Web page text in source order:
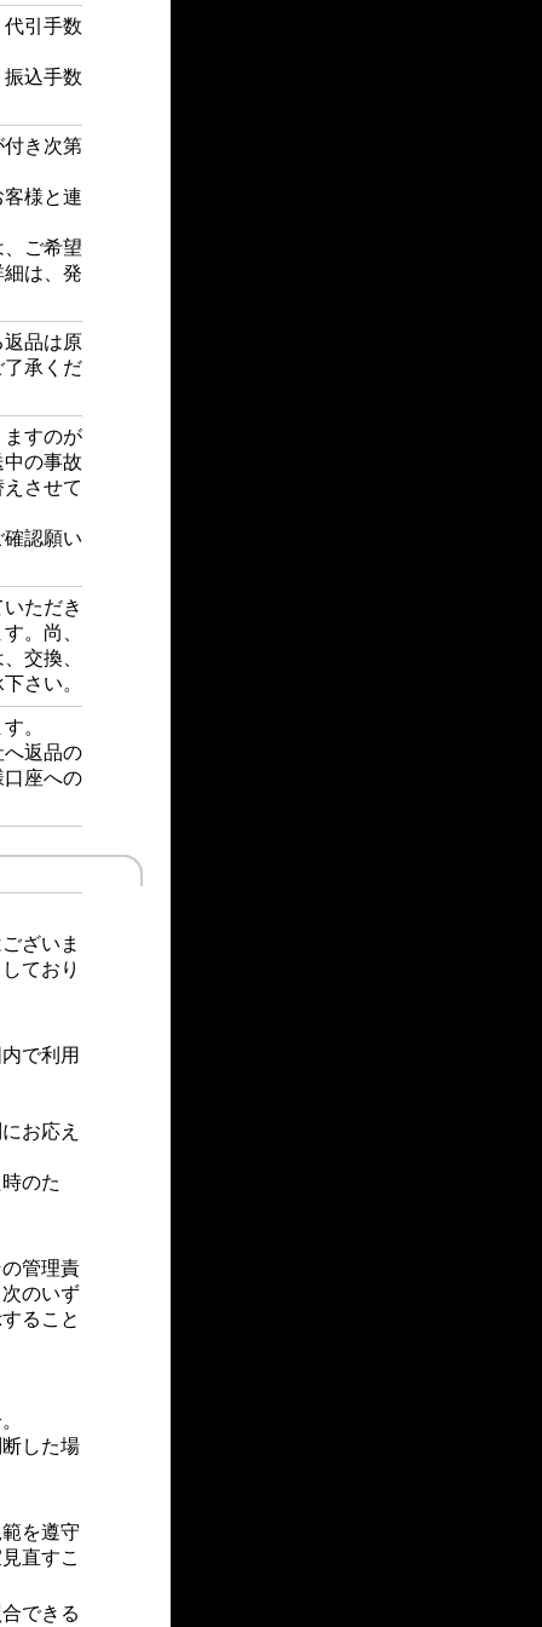
引手数
込手数
付き次第
様と連
ご希望
は、発
返品は原
了承くだ
ますのが
の事故
させて
認願い
ただき
。尚、
交換、
さい。
。
へ返品の
口座への
ざいま
ており
で利用
お応え
のた
管理責
のいず
ること
した場
を遵守
直すこ
できる